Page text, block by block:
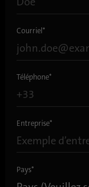
Courriel*
Téléphone*
Entreprise*
Pays*